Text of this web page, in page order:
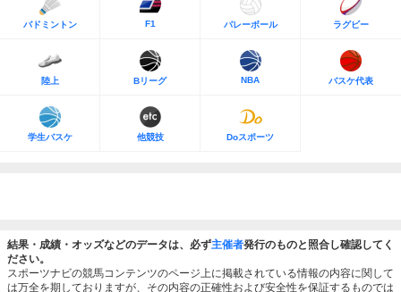
バドミントン F1 バレーボール ラグビー
陸上 Bリーグ NBA バスケ代表
学生バスケ 他競技 Doスポーツ
結果・成績・オッズなどのデータは、必ず主催者発行のものと照合し確認してく
ださい。
スポーツナビの競馬コンテンツのページ上に掲載されている情報の内容に関して
は万全を期しておりますが、その内容の正確性および安全性を保証するものでは